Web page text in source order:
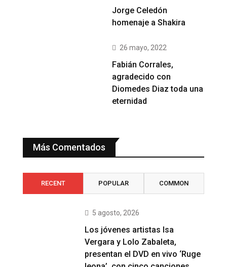
Jorge Celedón
homenaje a Shakira
26 mayo, 2022
Fabián Corrales,
agradecido con
Diomedes Diaz toda una
eternidad
Más Comentados
RECENT POPULAR COMMON
5 agosto, 2026
Los jóvenes artistas Isa
Vergara y Lolo Zabaleta,
presentan el DVD en vivo ‘Ruge